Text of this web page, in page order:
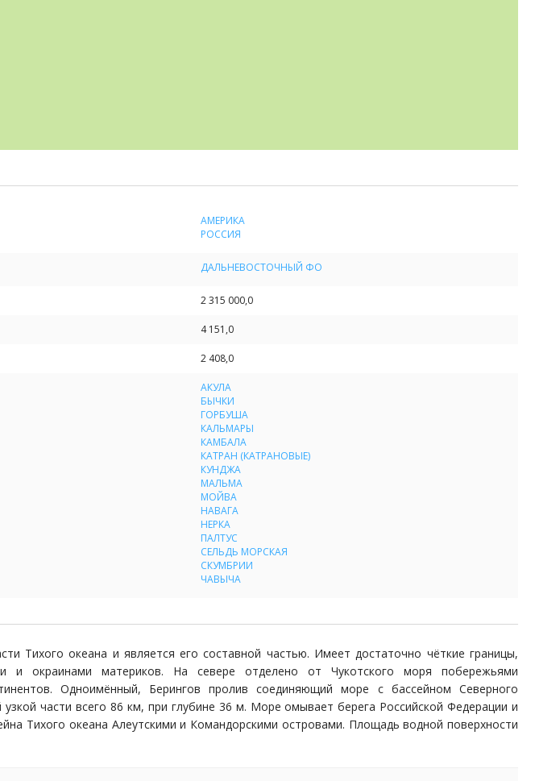
АМЕРИКА
РОССИЯ
ДАЛЬНЕВОСТОЧНЫЙ ФО
2 315 000,0
4 151,0
2 408,0
АКУЛА
БЫЧКИ
ГОРБУША
КАЛЬМАРЫ
КАМБАЛА
КАТРАН (КАТРАНОВЫЕ)
КУНДЖА
МАЛЬМА
МОЙВА
НАВАГА
НЕРКА
ПАЛТУС
СЕЛЬДЬ МОРСКАЯ
СКУМБРИИ
ЧАВЫЧА
Тихого океана и является его составной частью. Имеет достаточно чёткие границы,
и окраинами материков. На севере отделено от Чукотского моря побережьями
Одноимённый, Берингов пролив соединяющий море с бассейном Северного
части всего 86 км, при глубине 36 м. Море омывает берега Российской Федерации и
Тихого океана Алеутскими и Командорскими островами. Площадь водной поверхности
глубоководно, максимальные величины находятся на отметке – 4151 м. Основные